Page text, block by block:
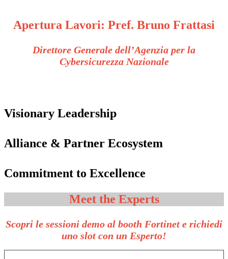
Apertura Lavori: Pref. Bruno Frattasi
Direttore Generale dell’Agenzia per la
Cybersicurezza Nazionale
Visionary Leadership
Alliance & Partner Ecosystem
Commitment to Excellence
Meetthe Experts
Scopri le sessioni demo al booth Fortinet e richiedi
uno slot con un Esperto!